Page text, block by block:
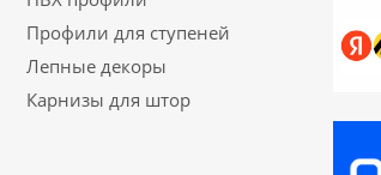
Профили для ступеней
Лепные декоры
Карнизы для штор